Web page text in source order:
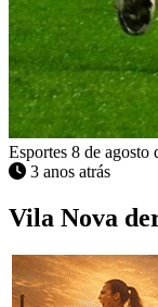
Esportes 8 de agosto
3 anos atrás
Vila Nova